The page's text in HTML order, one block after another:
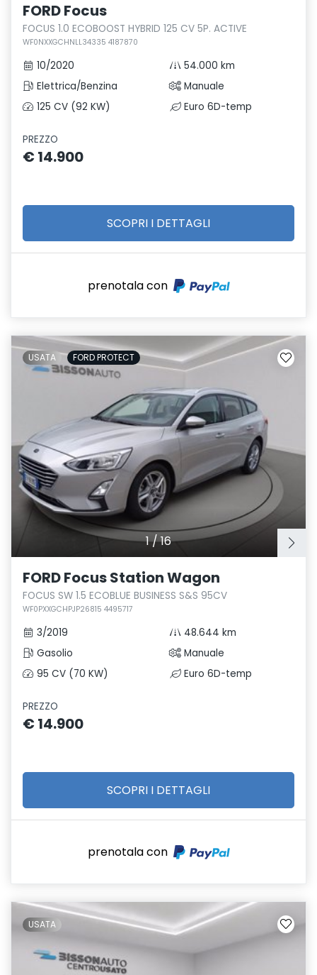
FORD Focus
FOCUS 1.0 ECOBOOST HYBRID 125 CV 5P. ACTIVE
WF0NXXGCHNLL34335 4187870
10/2020
54.000 km
Elettrica/Benzina
Manuale
125 CV (92 KW)
Euro 6D-temp
PREZZO
€ 14.900
SCOPRI I DETTAGLI
prenotala con
1/16
USATA FORD PROTECT
FORD Focus Station Wagon
FOCUS SW 1.5 ECOBLUE BUSINESS S&S 95CV
WF0PXXGCHPJP26815 4495717
3/2019
48.644 km
Gasolio
Manuale
95 CV (70 KW)
Euro 6D-temp
PREZZO
€ 14.900
SCOPRI I DETTAGLI
prenotala con
USATA